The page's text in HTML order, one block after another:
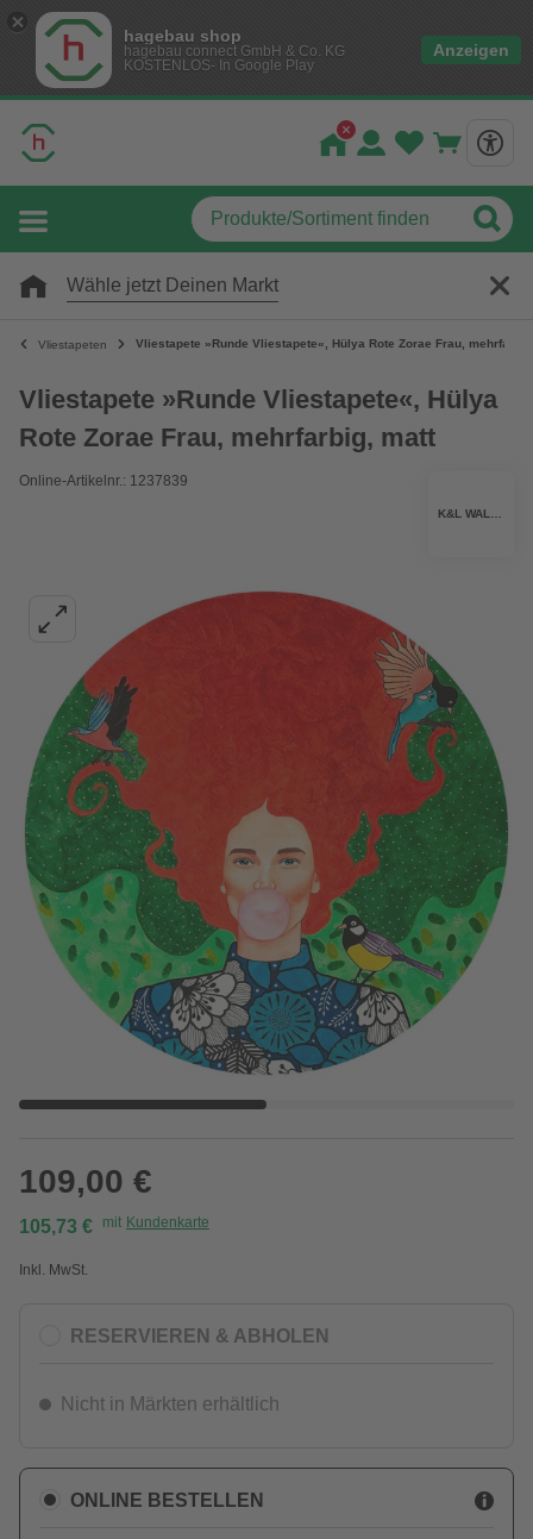
hagebau shop
hagebau connect GmbH & Co. KG
KOSTENLOS- In Google Play
Anzeigen
Wähle jetzt Deinen Markt
Vliestapeten Vliestapete »Runde Vliestapete«, Hülya Rote Zorae Frau,
Vliestapete »Runde Vliestapete«, Hülya
Rote Zorae Frau, mehrfarbig, matt
Online-Artikelnr.: 1237839
109,00 €
105,73 € mit Kundenkarte
Inkl. MwSt.
RESERVIEREN & ABHOLEN
Nicht in Märkten erhältlich
ONLINE BESTELLEN